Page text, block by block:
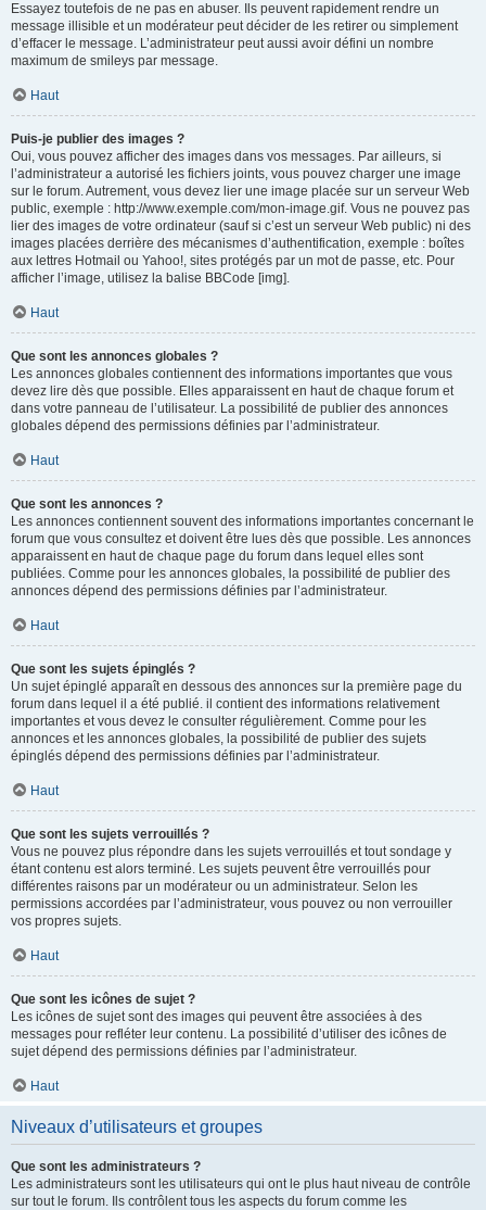
Essayez toutefois de ne pas en abuser. Ils peuvent rapidement rendre un
message illisible et un modérateur peut décider de les retirer ou simplement
d’effacer le message. L’administrateur peut aussi avoir défini un nombre
maximum de smileys par message.
Haut
Puis-je publier des images ?
Oui, vous pouvez afficher des images dans vos messages. Par ailleurs, si
l’administrateur a autorisé les fichiers joints, vous pouvez charger une image
sur le forum. Autrement, vous devez lier une image placée sur un serveur Web
public, exemple : http://www.exemple.com/mon-image.gif. Vous ne pouvez pas
lier des images de votre ordinateur (sauf si c’est un serveur Web public) ni des
images placées derrière des mécanismes d’authentification, exemple : boîtes
aux lettres Hotmail ou Yahoo!, sites protégés par un mot de passe, etc. Pour
afficher l’image, utilisez la balise BBCode [img].
Haut
Que sont les annonces globales ?
Les annonces globales contiennent des informations importantes que vous
devez lire dès que possible. Elles apparaissent en haut de chaque forum et
dans votre panneau de l’utilisateur. La possibilité de publier des annonces
globales dépend des permissions définies par l’administrateur.
Haut
Que sont les annonces ?
Les annonces contiennent souvent des informations importantes concernant le
forum que vous consultez et doivent être lues dès que possible. Les annonces
apparaissent en haut de chaque page du forum dans lequel elles sont
publiées. Comme pour les annonces globales, la possibilité de publier des
annonces dépend des permissions définies par l’administrateur.
Haut
Que sont les sujets épinglés ?
Un sujet épinglé apparaît en dessous des annonces sur la première page du
forum dans lequel il a été publié. il contient des informations relativement
importantes et vous devez le consulter régulièrement. Comme pour les
annonces et les annonces globales, la possibilité de publier des sujets
épinglés dépend des permissions définies par l’administrateur.
Haut
Que sont les sujets verrouillés ?
Vous ne pouvez plus répondre dans les sujets verrouillés et tout sondage y
étant contenu est alors terminé. Les sujets peuvent être verrouillés pour
différentes raisons par un modérateur ou un administrateur. Selon les
permissions accordées par l’administrateur, vous pouvez ou non verrouiller
vos propres sujets.
Haut
Que sont les icônes de sujet ?
Les icônes de sujet sont des images qui peuvent être associées à des
messages pour refléter leur contenu. La possibilité d’utiliser des icônes de
sujet dépend des permissions définies par l’administrateur.
Haut
Niveaux d’utilisateurs et groupes
Que sont les administrateurs ?
Les administrateurs sont les utilisateurs qui ont le plus haut niveau de contrôle
sur tout le forum. Ils contrôlent tous les aspects du forum comme les